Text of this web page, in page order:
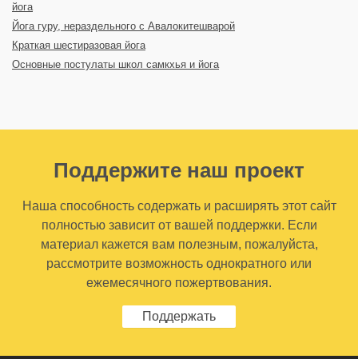
йога
Йога гуру, нераздельного с Авалокитешварой
Краткая шестиразовая йога
Основные постулаты школ самкхья и йога
Поддержите наш проект
Наша способность содержать и расширять этот сайт
полностью зависит от вашей поддержки. Если
материал кажется вам полезным, пожалуйста,
рассмотрите возможность однократного или
ежемесячного пожертвования.
Поддержать